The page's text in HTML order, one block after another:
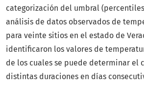
categorización del umbral
análisis de datos observados de
para veinte sitios en el estado de
identificaron los valores de
de los cuales se puede determinar el
distintas duraciones en días